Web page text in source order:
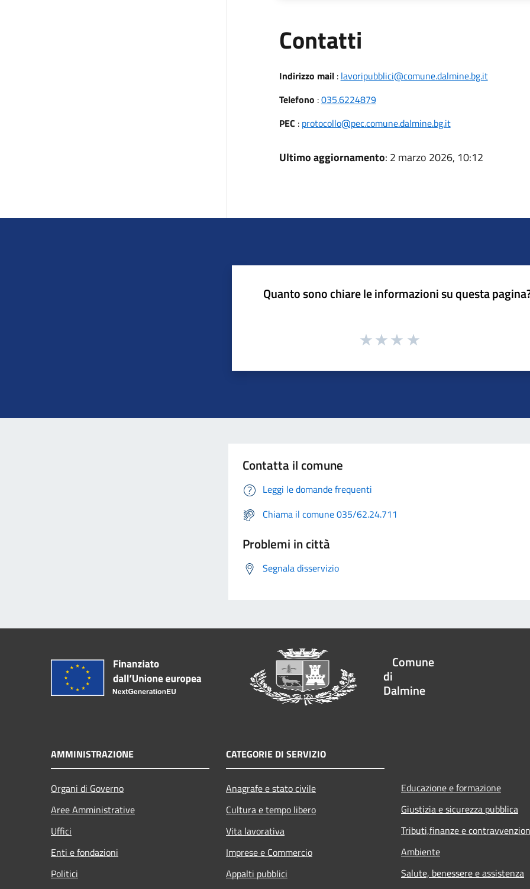
Contatti
Indirizzo mail: lavoripubblici@comune.dalmine.bg.it
Telefono :035.6224879
PEC : protocollo@pec.comune.dalmine.bg.it
Ultimo aggiornamento: 2 marzo 2026, 10:12
Quanto sono chiare le informazioni su questa
Contatta il comune
Leggi le domande frequenti
Chiama il comune 035/62.24.711
Problemi in città
Segnala disservizio
Comune
di
Dalmine
AMMINISTRAZIONE
Organi di Governo
Aree Amministrative
Uffici
Enti e fondazioni
Politici
CATEGORIE DI SERVIZIO
Anagrafe e stato civile
Cultura e tempo libero
Vita lavorativa
Imprese e Commercio
Appalti pubblici
Educazione e formazione
Giustizia e sicurezza pubblica
Tributi,finanze e
Ambiente
Salute, benessere e assistenza